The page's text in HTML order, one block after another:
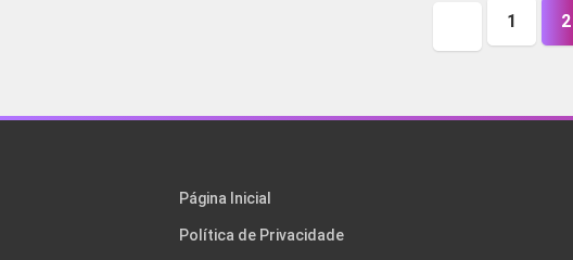
Página
anterior
1 2
Página Inicial
Política de Privacidade